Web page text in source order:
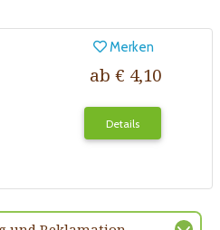
Merken
ab € 4,10
Details